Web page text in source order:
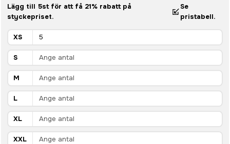
Lägg till 5st för att få 21% rabatt på
styckepriset.
Se
pristabell.
XS
S
M
L
XL
XXL